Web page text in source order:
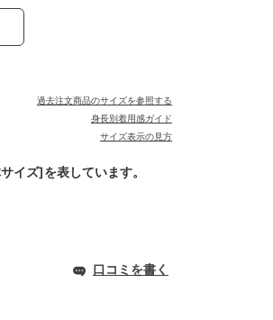
過去注文商品のサイズを参照する
身長別着用感ガイド
サイズ表示の見方
ズ]を表しています。
口コミを書く